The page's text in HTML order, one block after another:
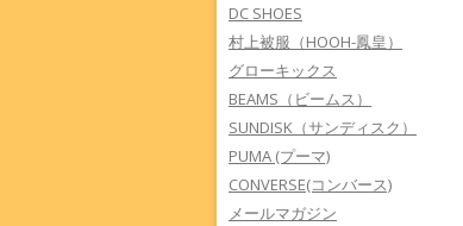
DC SHOES
村上被服（HOOH-鳳皇）
グローキックス
BEAMS（ビームス）
SUNDISK（サンディスク）
PUMA (プーマ)
CONVERSE(コンバース)
メールマガジン